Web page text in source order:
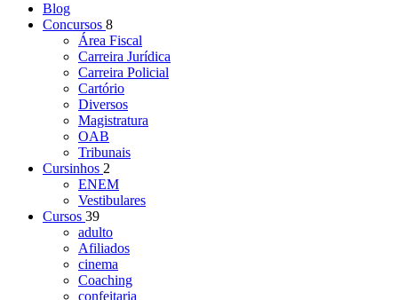
Blog
Concursos 8
Área Fiscal
Carreira Jurídica
Carreira Policial
Cartório
Diversos
Magistratura
OAB
Tribunais
Cursinhos 2
ENEM
Vestibulares
Cursos 39
adulto
Afiliados
cinema
Coaching
confeitaria